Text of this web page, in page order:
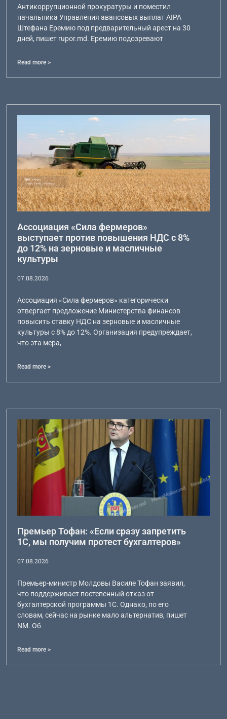
Антикоррупционной прокуратуры и поместил
начальника Управления авансовых выплат AIPA
Штефана Еремию под предварительный арест на 30
дней, пишет rupor.md. Еремию подозревают
Read more >
Ассоциация «Сила фермеров»
выступает против повышения НДС с 8%
до 12% на зерновые и масличные
культуры
07.08.2026
Ассоциация «Сила фермеров» категорически
отвергает предложение Министерства финансов
повысить ставку НДС на зерновые и масличные
культуры с 8% до 12%. Организация предупреждает,
что эта мера,
Read more >
Премьер Тофан: «Если сразу запретить
1С, мы получим протест бухгалтеров»
07.08.2026
Премьер-министр Молдовы Василе Тофан заявил,
что поддерживает постепенный отказ от
бухгалтерской программы 1С. Однако, по его
словам, сейчас на рынке мало альтернатив, пишет
NM. Об
Read more >